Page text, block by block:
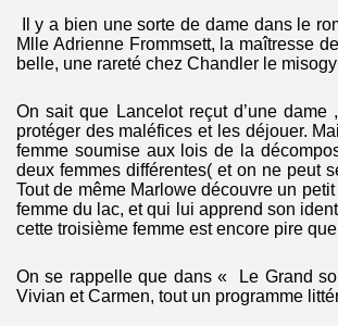
Il y a bien une sorte de dame dans le
Mlle Adrienne Frommsett, la maîtresse
belle, une rareté chez Chandler le
On sait que Lancelot reçut d’une
protéger des maléfices et les déjouer.
femme soumise aux lois de la
deux femmes différentes( et on ne peut
Tout de même Marlowe découvre un
femme du lac, et qui lui apprend son
cette troisième femme est encore pire
On se rappelle que dans « Le Grand
Vivian et Carmen, tout un programme